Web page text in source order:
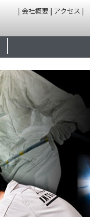
| 会社概要 | アクセス |